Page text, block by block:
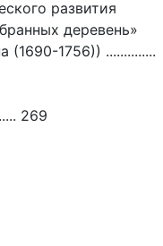
развития
деревень»
(1690-1756)) ..............
269